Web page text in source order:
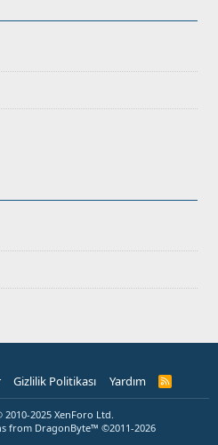
Gizlilik Politikası Yardım
R
2010-2025 XenForo Ltd.
from DragonByte™ ©2011-2026